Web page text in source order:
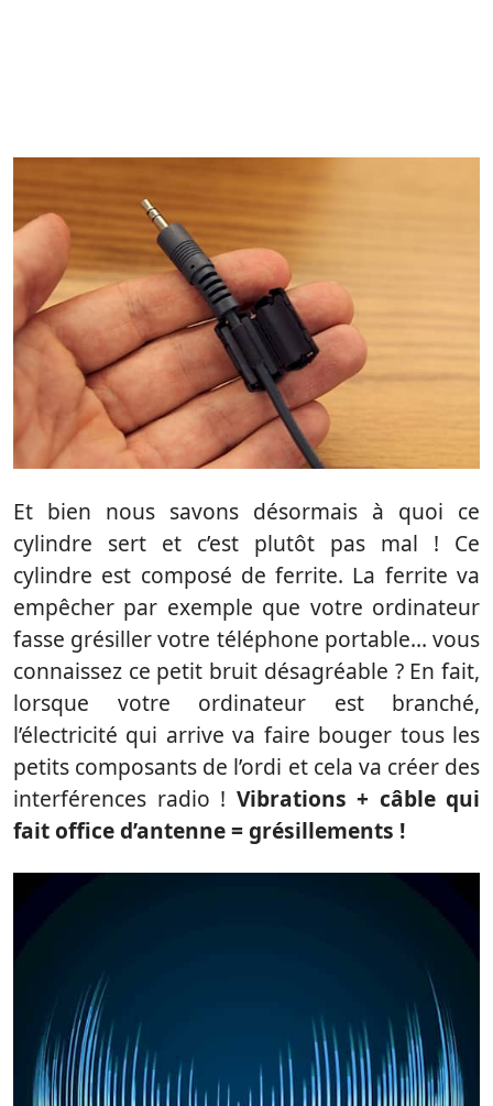
Et bien nous savons désormais à quoi ce
cylindre sert et c’est plutôt pas mal ! Ce
cylindre est composé de ferrite. La ferrite va
empêcher par exemple que votre ordinateur
fasse grésiller votre téléphone portable… vous
connaissez ce petit bruit désagréable ? En fait,
lorsque votre ordinateur est branché,
l’électricité qui arrive va faire bouger tous les
petits composants de l’ordi et cela va créer des
interférences radio ! Vibrations + câble qui
fait office d’antenne = grésillements !